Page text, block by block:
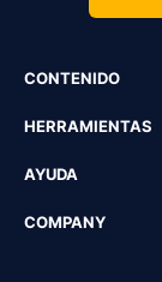
CONTENIDO
HERRAMIENTAS
AYUDA
COMPANY